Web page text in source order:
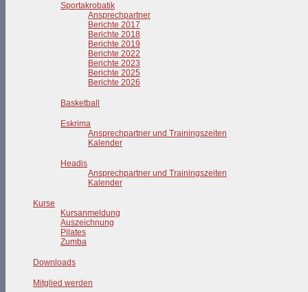
Sportakrobatik
Ansprechpartner
Berichte 2017
Berichte 2018
Berichte 2019
Berichte 2022
Berichte 2023
Berichte 2025
Berichte 2026
Basketball
Eskrima
Ansprechpartner und Trainingszeiten
Kalender
Headis
Ansprechpartner und Trainingszeiten
Kalender
Kurse
Kursanmeldung
Auszeichnung
Pilates
Zumba
Downloads
Mitglied werden